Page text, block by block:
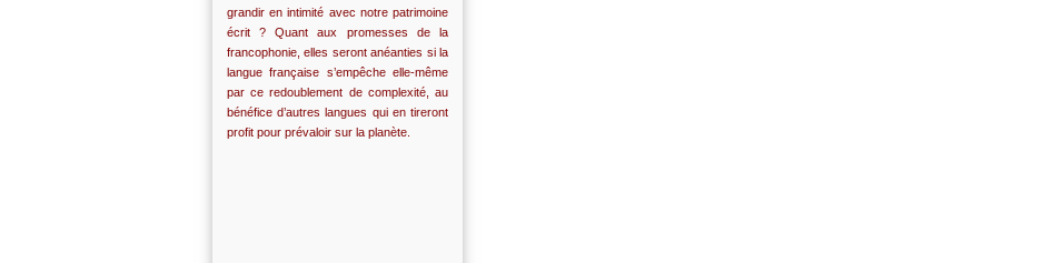
grandir en intimité avec notre patrimoine
écrit ? Quant aux promesses de la
francophonie, elles seront anéanties si la
langue française s’empêche elle-même
par ce redoublement de complexité, au
bénéfice d’autres langues qui en tireront
profit pour prévaloir sur la planète.